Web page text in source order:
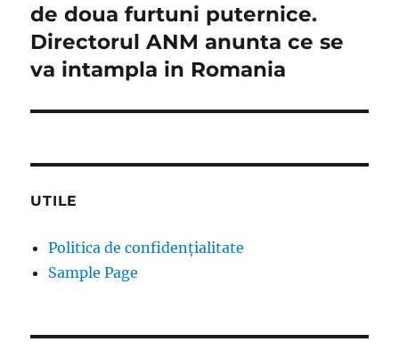
post:
de doua furtuni puternice.
Directorul ANM anunta ce se
va intampla in Romania
UTILE
Politica de confidențialitate
Sample Page